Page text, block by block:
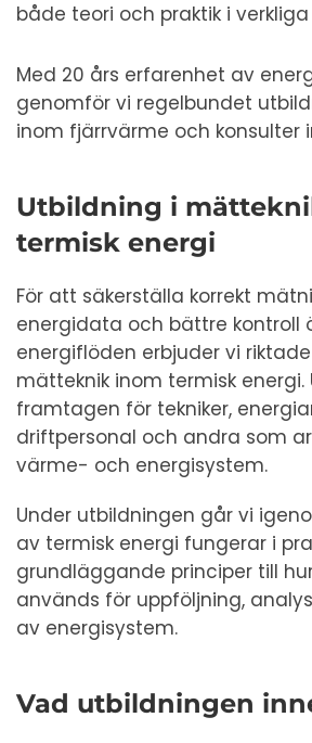
både teori och praktik i
Med 20 års erfarenhet av
genomför vi regelbundet
inom fjärrvärme och konsulter
Utbildning i
termisk energi
För att säkerställa korrekt
energidata och bättre kontroll
energiflöden erbjuder vi
mätteknik inom termisk
framtagen för tekniker,
driftpersonal och andra som
värme- och energisystem.
Under utbildningen går vi
av termisk energi fungerar i
grundläggande principer till
används för uppföljning,
av energisystem.
Vad utbildningen